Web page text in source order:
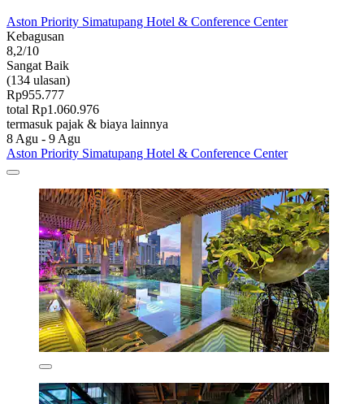
Aston Priority Simatupang Hotel & Conference Center
Kebagusan
8,2/10
Sangat Baik
(134 ulasan)
Rp955.777
total Rp1.060.976
termasuk pajak & biaya lainnya
8 Agu - 9 Agu
Aston Priority Simatupang Hotel & Conference Center